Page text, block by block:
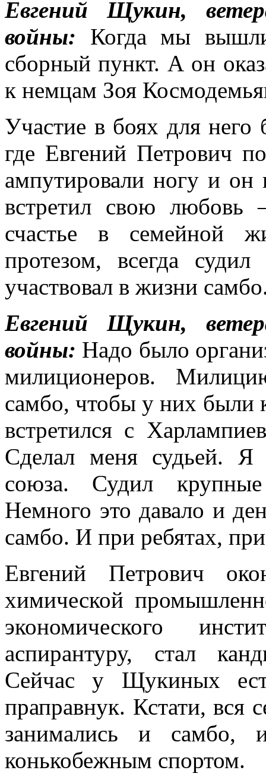
Евгений Щукин,
войны: Когда мы
сборный пункт. А он
к немцам Зоя
Участие в боях для
где Евгений Петрович
ампутировали ногу и он
встретил свою
счастье в семейной
протезом, всегда
участвовал в жизни
Евгений Щукин,
войны: Надо было
милиционеров.
самбо, чтобы у них были
встретился с
Сделал меня судьей. Я
союза. Судил крупные
Немного это давало и
самбо. И при ребятах,
Евгений Петрович
химической
экономического
аспирантуру, стал
Сейчас у Щукиных
праправнук. Кстати, вся
занимались и
конькобежным спортом.